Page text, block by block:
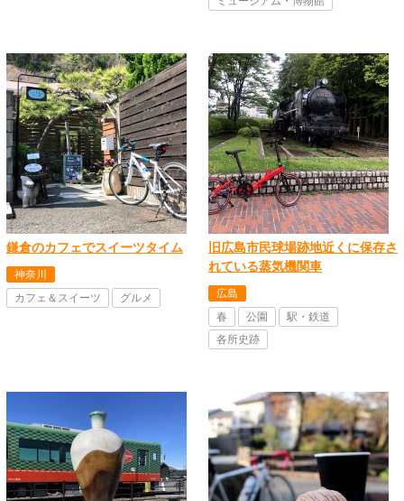
鎌倉のカフェでスイーツタイム
神奈川
カフェ＆スイーツ
グルメ
旧広島市民球場跡地近くに保存さ
れている蒸気機関車
広島
春
公園
駅・鉄道
各所史跡